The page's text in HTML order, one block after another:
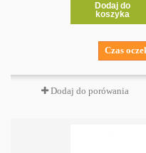
Dodaj do
koszyka
Czas
Dodaj do porówania